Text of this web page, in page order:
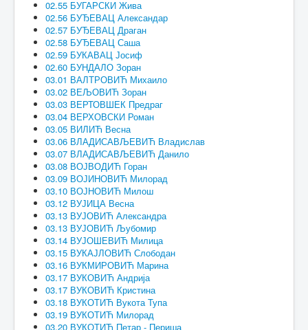
02.55 БУГАРСКИ Жива
02.56 БУЂЕВАЦ Александар
02.57 БУЂЕВАЦ Драган
02.58 БУЂЕВАЦ Саша
02.59 БУКАВАЦ Јосиф
02.60 БУНДАЛО Зоран
03.01 ВАЛТРОВИЋ Михаило
03.02 ВЕЉОВИЋ Зоран
03.03 ВЕРТОВШЕК Предраг
03.04 ВЕРХОВСКИ Роман
03.05 ВИЛИЋ Весна
03.06 ВЛАДИСАВЉЕВИЋ Владислав
03.07 ВЛАДИСАВЉЕВИЋ Данило
03.08 ВОЈВОДИЋ Горан
03.09 ВОЈИНОВИЋ Милорад
03.10 ВОЈНОВИЋ Милош
03.12 ВУЈИЦА Весна
03.13 ВУЈОВИЋ Александра
03.13 ВУЈОВИЋ Љубомир
03.14 ВУЈОШЕВИЋ Милица
03.15 ВУКАЈЛОВИЋ Слободан
03.16 ВУКМИРОВИЋ Марина
03.17 ВУКОВИЋ Андрија
03.17 ВУКОВИЋ Кристина
03.18 ВУКОТИЋ Вукота Тупа
03.19 ВУКОТИЋ Милорад
03.20 ВУКОТИЋ Петар - Периша